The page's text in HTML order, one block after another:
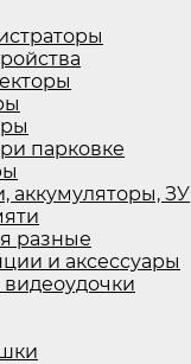
парковке
аккумуляторы, ЗУ
разные
и аксессуары